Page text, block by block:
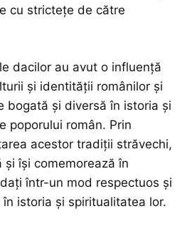
cu strictețe de către
dacilor au avut o influență
și identității românilor și
bogată și diversă în istoria și
poporului român. Prin
acestor tradiții străvechi,
și își comemorează în
într-un mod respectuos și
istoria și spiritualitatea lor.